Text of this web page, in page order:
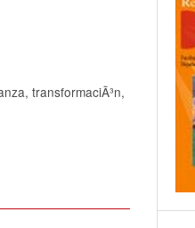
transformaciÃ³n,